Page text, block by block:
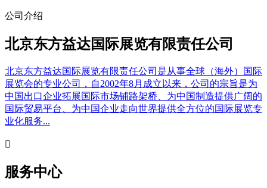
公司介绍
北京东方益达国际展览有限责任公司
北京东方益达国际展览有限责任公司是从事全球（海外）国际
展览会的专业公司，自2002年8月成立以来，公司的宗旨是为
中国出口企业拓展国际市场铺路架桥、为中国制造提供广阔的
国际贸易平台、为中国企业走向世界提供全方位的国际展览专
业化服务...

服务中心